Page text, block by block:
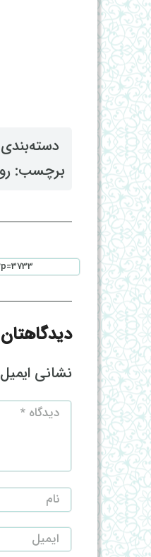
برچسب: ‌
نشانی